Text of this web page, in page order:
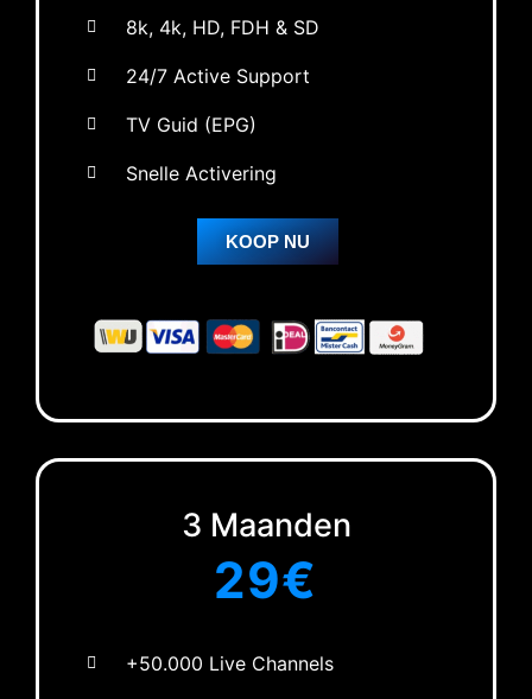
8k, 4k, HD, FDH & SD
24/7 Active Support
TV Guid (EPG)
Snelle Activering
KOOP NU
3 Maanden
29€
+50.000 Live Channels